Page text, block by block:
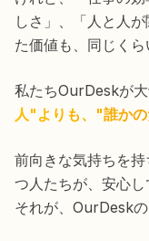
しさ」、「人と人
た価値も、同じくら
私たちOurDeskが大
人"よりも、"誰か
前向きな気持ちを
つ人たちが、安心し
それが、OurDeskの